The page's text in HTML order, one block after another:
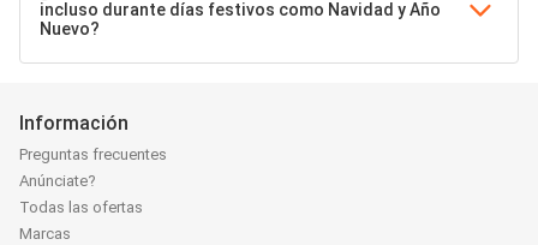
incluso durante días festivos como Navidad y Año
Nuevo?
Información
Preguntas frecuentes
Anúnciate?
Todas las ofertas
Marcas